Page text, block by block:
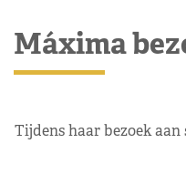
Máxima
Tijdens haar bezoek